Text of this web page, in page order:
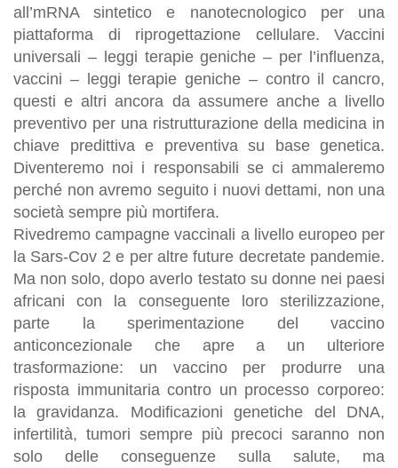
all’mRNA sintetico e nanotecnologico per una
piattaforma di riprogettazione cellulare. Vaccini
universali – leggi terapie geniche – per l’influenza,
vaccini – leggi terapie geniche – contro il cancro,
questi e altri ancora da assumere anche a livello
preventivo per una ristrutturazione della medicina in
chiave predittiva e preventiva su base genetica.
Diventeremo noi i responsabili se ci ammaleremo
perché non avremo seguito i nuovi dettami, non una
società sempre più mortifera.
Rivedremo campagne vaccinali a livello europeo per
la Sars-Cov 2 e per altre future decretate pandemie.
Ma non solo, dopo averlo testato su donne nei paesi
africani con la conseguente loro sterilizzazione,
parte la sperimentazione del vaccino
anticoncezionale che apre a un ulteriore
trasformazione: un vaccino per produrre una
risposta immunitaria contro un processo corporeo:
la gravidanza. Modificazioni genetiche del DNA,
infertilità, tumori sempre più precoci saranno non
solo delle conseguenze sulla salute, ma